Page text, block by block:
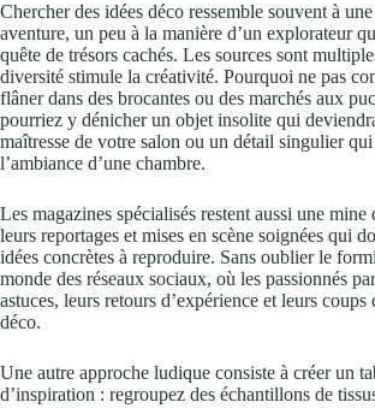
Chercher des idées déco ressemble souvent à
aventure, un peu à la manière d’un explorateur
quête de trésors cachés. Les sources sont
diversité stimule la créativité. Pourquoi ne pas
flâner dans des brocantes ou des marchés aux
pourriez y dénicher un objet insolite qui
maîtresse de votre salon ou un détail singulier
l’ambiance d’une chambre.
Les magazines spécialisés restent aussi une mine
leurs reportages et mises en scène soignées qui
idées concrètes à reproduire. Sans oublier le
monde des réseaux sociaux, où les passionnés
astuces, leurs retours d’expérience et leurs
déco.
Une autre approche ludique consiste à créer un
d’inspiration : regroupez des échantillons de